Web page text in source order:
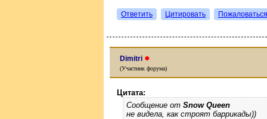
Ответить Цитировать Пожаловаться
Dimitri ●
(Участник форума)
Цитата:
Сообщение от Snow Queen
не видела, как строят баррикады))